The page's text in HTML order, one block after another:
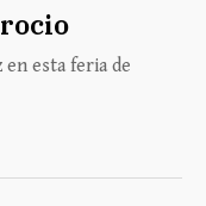
esta feria de